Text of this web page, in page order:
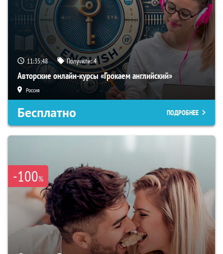
11:35:47 Получили:4
Авторские онлайн-курсы «Грокаем английский»
Россия
Бесплатно ПОДРОБНЕЕ
-100%